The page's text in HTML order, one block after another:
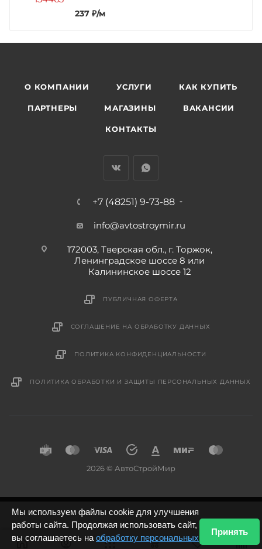
237 ₽/м
О КОМПАНИИ УСЛУГИ КАК КУПИТЬ
ПАРТНЕРЫ МАГАЗИНЫ ВАКАНСИИ
КОНТАКТЫ
+7 (48251) 9-73-88
info@avtostroymir.ru
172003, Тверская обл., г. Торжок,
Ленинградское шоссе 8 или
Калининское шоссе 12
ПУБЛИЧНАЯ ОФЕРТА
СОГЛАШЕНИЕ НА ОБРАБОТКУ ДАННЫХ
ПОЛИТИКА КОНФИДЕНЦИАЛЬНОСТИ
ПОЛИТИКА ОБРАБОТКИ И ЗАЩИТЫ ПЕРСОНАЛЬНЫХ ДАННЫХ
2026 © АвтоСтройМир
Мы используем файлы cookie для улучшения
работы сайта. Продолжая использовать сайт,
вы соглашаетесь на обработку персональных
Принять